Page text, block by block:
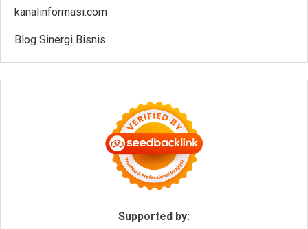
kanalinformasi.com
Blog Sinergi Bisnis
Supported by: